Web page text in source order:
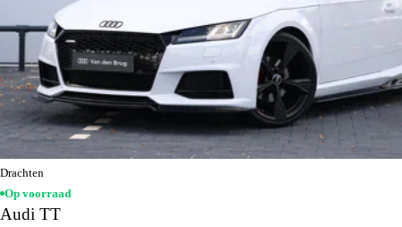
Drachten
Op voorraad
Audi TT